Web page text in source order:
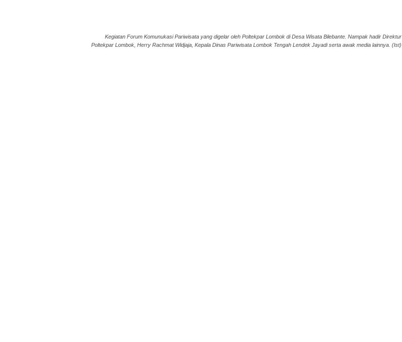
Kegiatan Forum Komunukasi Pariwisata yang digelar oleh Poltekpar Lombok di Desa Wisata Bilebante. Nampak hadir Direktur
Poltekpar Lombok, Herry Rachmat Widjaja, Kepala Dinas Pariwisata Lombok Tengah Lendek Jayadi serta awak media lainnya. (Ist)